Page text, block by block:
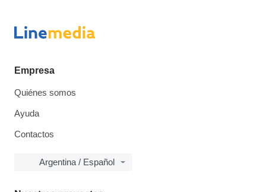
Empresa
Quiénes somos
Ayuda
Contactos
Argentina / Español